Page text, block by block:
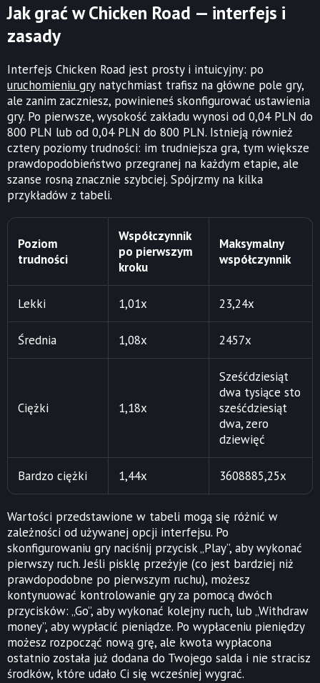
Jak grać w Chicken Road — interfejs i
zasady
Interfejs Chicken Road jest prosty i intuicyjny: po
uruchomieniu grynatychmiast trafisz na główne pole gry,
ale zanim zaczniesz, powinieneś skonfigurować ustawienia
gry. Po pierwsze, wysokość zakładu wynosi od 0,04 PLN do
800 PLN lub od 0,04 PLN do 800 PLN. Istnieją również
cztery poziomy trudności: im trudniejsza gra, tym większe
prawdopodobieństwo przegranej na każdym etapie, ale
szanse rosną znacznie szybciej. Spójrzmy na kilka
przykładów z tabeli.
Poziom
trudności
Współczynnik
po pierwszym
kroku
Maksymalny
współczynnik
Lekki 1,01x 23,24x
Średnia 1,08x 2457x
Ciężki 1,18x
Sześćdziesiąt
dwa tysiące sto
sześćdziesiąt
dwa, zero
dziewięć
Bardzo ciężki 1,44x 3608885,25x
Wartości przedstawione w tabeli mogą się różnić w
zależności od używanej opcji interfejsu. Po
skonfigurowaniu gry naciśnij przycisk „Play”, aby wykonać
pierwszy ruch. Jeśli pisklę przeżyje (co jest bardziej niż
prawdopodobne po pierwszym ruchu), możesz
kontynuować kontrolowanie gry za pomocą dwóch
przycisków: „Go”, aby wykonać kolejny ruch, lub „Withdraw
money”, aby wypłacić pieniądze. Po wypłaceniu pieniędzy
możesz rozpocząć nową grę, ale kwota wypłacona
ostatnio została już dodana do Twojego salda i nie stracisz
środków, które udało Ci się wcześniej wygrać.